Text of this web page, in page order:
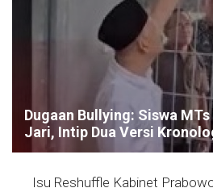
Dugaan Bullying: Siswa
Jari, Intip Dua Versi
Isu Reshuffle Kabinet